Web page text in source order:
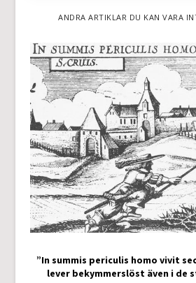
ANDRA ARTIKLAR DU KAN VARA
”In summis periculis homo vivit
lever bekymmerslöst även i de